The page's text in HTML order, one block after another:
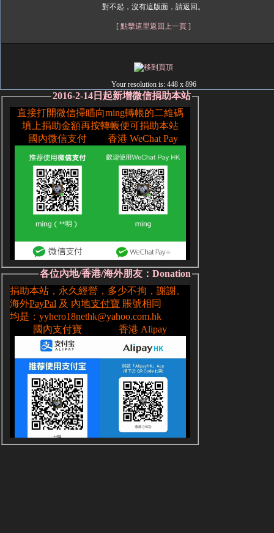
對不起，沒有這版面，請返回。
[ 點擊這里返回上一頁 ]
Your resolution is: 448 x 896
2016-2-14日起新增微信捐助本站
各位內地/香港/海外朋友：Donation